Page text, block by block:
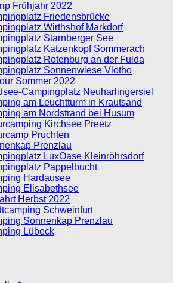
Frühjahr 2022
Friedensbrücke
Wirthshof Markdorf
Starnberger See
Katzenkopf Sommerach
Rotenburg an der Fulda
Sonnenwiese Vlotho
Sommer 2022
Campingplatz Neuharlingersiel
am Leuchtturm in Krautsand
am Nordstrand bei Husum
Kirchsee Preetz
Pruchten
Prenzlau
LuxOase Kleinröhrsdorf
Pappelbucht
Hardausee
Elisabethsee
Herbst 2022
Schweinfurt
Sonnenkap Prenzlau
Lübeck